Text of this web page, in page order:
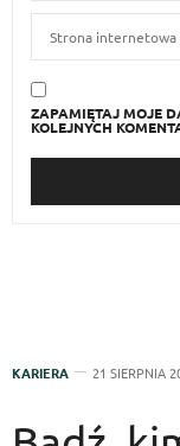
ZAPAMIĘTAJ MOJE
KOLEJNYCH
KARIERA 21 SIERPNIA